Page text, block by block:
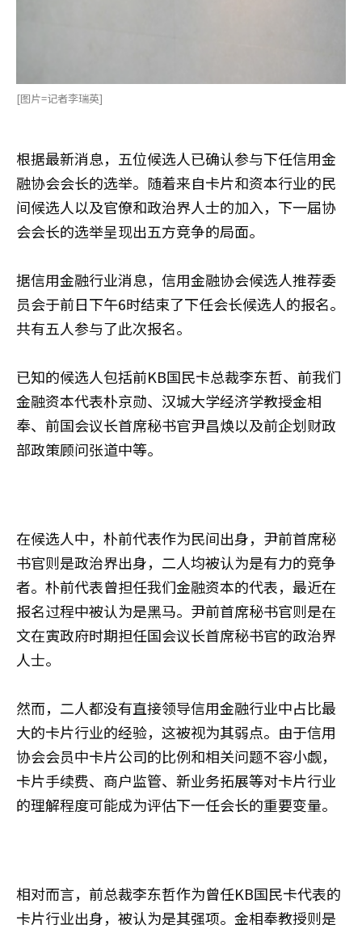
[图片=记者李瑞英]
根据最新消息，五位候选人已确认参与下任信用金
融协会会长的选举。随着来自卡片和资本行业的民
间候选人以及官僚和政治界人士的加入，下一届协
会会长的选举呈现出五方竞争的局面。
据信用金融行业消息，信用金融协会候选人推荐委
员会于前日下午6时结束了下任会长候选人的报名。
共有五人参与了此次报名。
已知的候选人包括前KB国民卡总裁李东哲、前我们
金融资本代表朴京勋、汉城大学经济学教授金相
奉、前国会议长首席秘书官尹昌焕以及前企划财政
部政策顾问张道中等。
在候选人中，朴前代表作为民间出身，尹前首席秘
书官则是政治界出身，二人均被认为是有力的竞争
者。朴前代表曾担任我们金融资本的代表，最近在
报名过程中被认为是黑马。尹前首席秘书官则是在
文在寅政府时期担任国会议长首席秘书官的政治界
人士。
然而，二人都没有直接领导信用金融行业中占比最
大的卡片行业的经验，这被视为其弱点。由于信用
协会会员中卡片公司的比例和相关问题不容小觑，
卡片手续费、商户监管、新业务拓展等对卡片行业
的理解程度可能成为评估下一任会长的重要变量。
相对而言，前总裁李东哲作为曾任KB国民卡代表的
卡片行业出身，被认为是其强项。金相奉教授则是